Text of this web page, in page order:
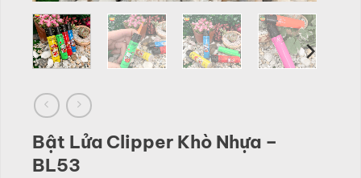
Bật Lửa Clipper Khò Nhựa –
BL53